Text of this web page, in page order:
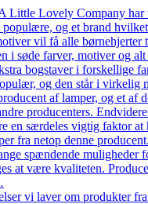
Lovely Company har
og et brand
vil få alle
i søde farver, motiver
bogstaver i forskellige
og den står i
af lamper, og et af
producenters.
en særdeles vigtig faktor
fra netop denne
spændende
at være kvaliteten.
vi laver om produkter